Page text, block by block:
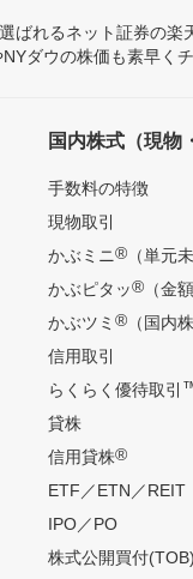
れるネット証券の
ダウの株価も素早くチ
国内株式（現物
手数料の特徴
現物取引
かぶミニ®（単元
かぶピタッ®（金
かぶツミ ®（国内
信用取引
らくらく優待取引
貸株
信用貸株®
ETF／ETN／REIT
IPO／PO
株式公開買付(TOB)